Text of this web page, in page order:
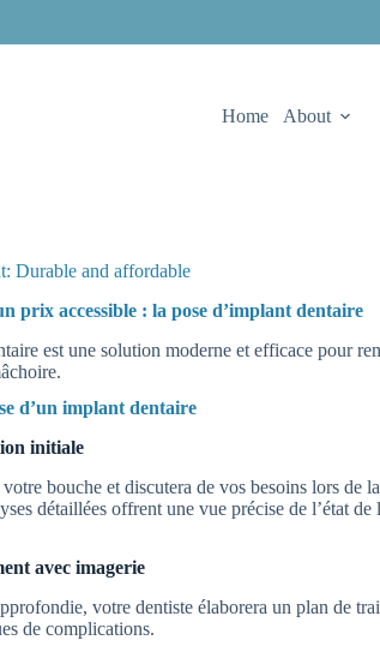
Home About
Durable and affordable
prix accessible : la pose d’implant dentaire
est une solution moderne et efficace pour
d’un implant dentaire
initiale
bouche et discutera de vos besoins lors de
détaillées offrent une vue précise de l’état
avec imagerie
votre dentiste élaborera un plan de
de complications.